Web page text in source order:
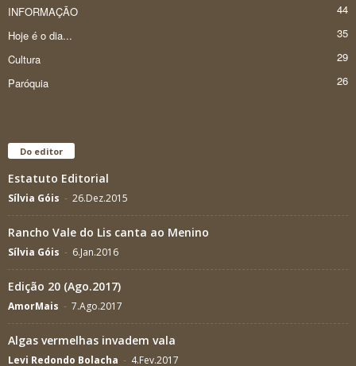
INFORMAÇÃO
44
Hoje é o dia...
35
Cultura
29
Paróquia
26
Do editor
Estatuto Editorial
Sílvia Góis - 26.Dez.2015
Rancho Vale do Lis canta ao Menino
Sílvia Góis - 6.Jan.2016
Edição 20 (Ago.2017)
AmorMais - 7.Ago.2017
Algas vermelhas invadem vala
Levi Redondo Bolacha - 4.Fev.2017